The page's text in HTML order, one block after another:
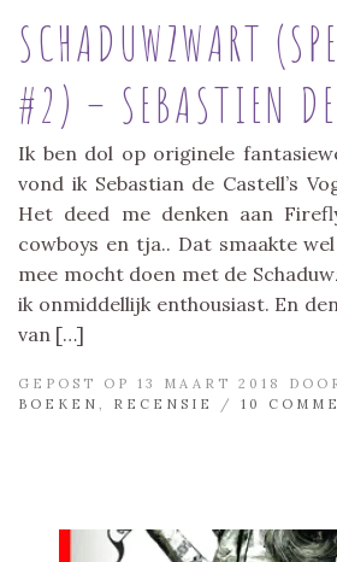
SCHADUWZWART
#2) – SEBASTIEN
Ik ben dol op originele
vond ik Sebastian de Castell’s
Het deed me denken aan
cowboys en tja.. Dat smaakte
mee mocht doen met de
ik onmiddellijk enthousiast. En
van […]
GEPOST OP 13 MAART 2018
BOEKEN
RECENSIE / 10